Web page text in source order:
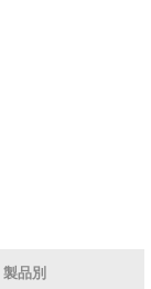
製品別